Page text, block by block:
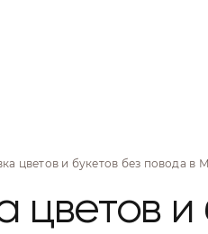
цветов и букетов без повода
цветов и